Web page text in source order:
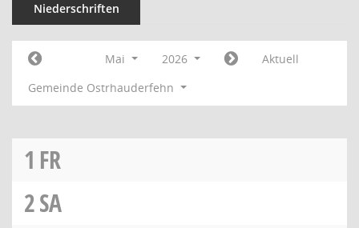
Niederschriften
Mai 2026
Aktuell
Gemeinde Ostrhauderfehn
1 FR
2SA